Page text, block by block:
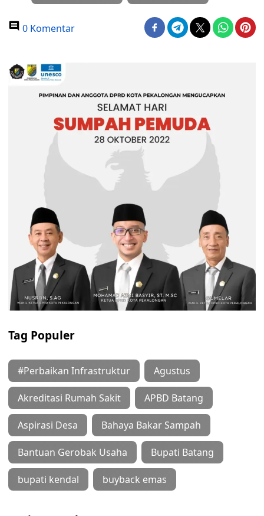
0 Komentar
Tag Populer
#Perbaikan Infrastruktur Agustus
Akreditasi Rumah Sakit APBD Batang
Aspirasi Desa Bahaya Bakar Sampah
Bantuan Gerobak Usaha Bupati Batang
bupati kendal buyback emas